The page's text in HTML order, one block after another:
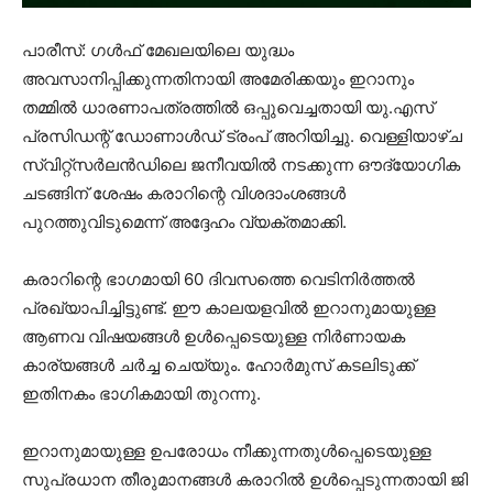
പാരീസ്: ഗൾഫ് മേഖലയിലെ യുദ്ധം
അവസാനിപ്പിക്കുന്നതിനായി അമേരിക്കയും ഇറാനും
തമ്മിൽ ധാരണാപത്രത്തിൽ ഒപ്പുവെച്ചതായി യു.എസ്
പ്രസിഡന്റ് ഡോണാൾഡ് ട്രംപ് അറിയിച്ചു. വെള്ളിയാഴ്ച
സ്വിറ്റ്സർലൻഡിലെ ജനീവയിൽ നടക്കുന്ന ഔദ്യോഗിക
ചടങ്ങിന് ശേഷം കരാറിന്റെ വിശദാംശങ്ങൾ
പുറത്തുവിടുമെന്ന് അദ്ദേഹം വ്യക്തമാക്കി.
കരാറിന്റെ ഭാഗമായി 60 ദിവസത്തെ വെടിനിർത്തൽ
പ്രഖ്യാപിച്ചിട്ടുണ്ട്. ഈ കാലയളവിൽ ഇറാനുമായുള്ള
ആണവ വിഷയങ്ങൾ ഉൾപ്പെടെയുള്ള നിർണായക
കാര്യങ്ങൾ ചർച്ച ചെയ്യും. ഹോർമുസ് കടലിടുക്ക്
ഇതിനകം ഭാഗികമായി തുറന്നു.
ഇറാനുമായുള്ള ഉപരോധം നീക്കുന്നതുൾപ്പെടെയുള്ള
സുപ്രധാന തീരുമാനങ്ങൾ കരാറിൽ ഉൾപ്പെടുന്നതായി ജി